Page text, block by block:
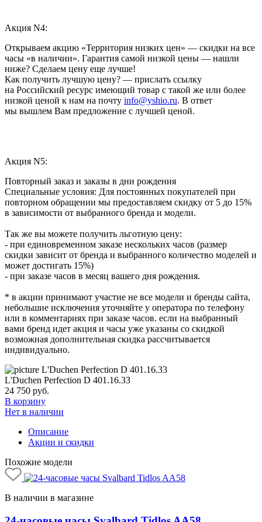
Акция N4:
Открываем акцию «Территория низких цен» — скидки на все
часы «в наличии». Гарантия самой низкой цены — нашли
ниже? Сделаем цену еще лучше!
Как получить лучшую цену? — прислать ссылку
на Российский ресурс имеющий товар с такой же или более
низкой ценой к нам на почту info@yshio.ru. В ответ
мы вышлем Вам предложение с лучшей ценой.
Акция N5:
Повторный заказ и заказы в дни рождения
Специальные условия: Для постоянных покупателей при
повторном обращении мы предоставляем скидку от 5 до 15%
в зависимости от выбранного бренда и модели.
Так же вы можете получить льготную цену:
- при единовременном заказе нескольких часов (размер
скидки зависит от бренда и выбранного количество моделей и
может достигать 15%)
- при заказе часов в месяц вашего дня рождения.
* в акции принимают участие не все модели и бренды сайта,
небольшие исключения уточняйте у оператора по телефону
или в комментариях при заказе часов. если на выбранный
вами бренд идет акция и часы уже указаны со скидкой
возможная дополнительная скидка рассчитывается
индивидуально.
L'Duchen Perfection D 401.16.33
24 750 руб.
В корзину
Нет в наличии
Описание
Акции и скидки
Похожие модели
В наличии в магазине